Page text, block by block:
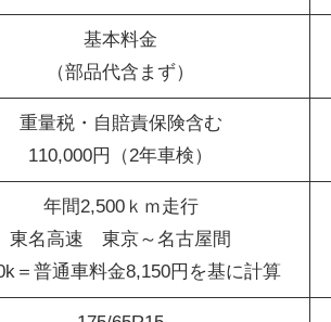
基本料金
（部品代含まず）
重量税・自賠責保険含む
110,000円（2年車検）
年間2,500ｋｍ走行
東名高速 東京～名古屋間
＝普通車料金8,150円を基に計算